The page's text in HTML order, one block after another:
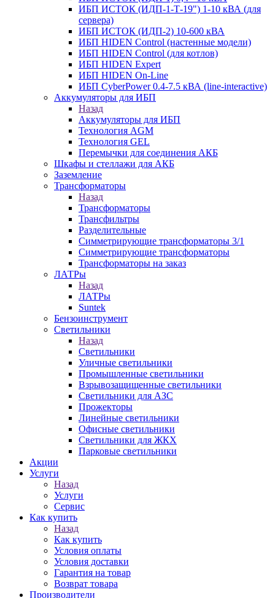
ИБП ИСТОК (ИДП-1-Т-19") 1-10 кВА (для
сервера)
ИБП ИСТОК (ИДП-2) 10-600 кВА
ИБП HIDEN Control (настенные модели)
ИБП HIDEN Control (для котлов)
ИБП HIDEN Expert
ИБП HIDEN On-Line
ИБП CyberPower 0.4-7.5 кВА (line-interactive)
Аккумуляторы для ИБП
Назад
Аккумуляторы для ИБП
Технология AGM
Технология GEL
Перемычки для соединения АКБ
Шкафы и стеллажи для АКБ
Заземление
Трансформаторы
Назад
Трансформаторы
Трансфильтры
Разделительные
Симметрирующие трансформаторы 3/1
Симметрирующие трансформаторы
Трансформаторы на заказ
ЛАТРы
Назад
ЛАТРы
Suntek
Бензоинструмент
Светильники
Назад
Светильники
Уличные светильники
Промышленные светильники
Взрывозащищенные светильники
Светильники для АЗС
Прожекторы
Линейные светильники
Офисные светильники
Светильники для ЖКХ
Парковые светильники
Акции
Услуги
Назад
Услуги
Сервис
Как купить
Назад
Как купить
Условия оплаты
Условия доставки
Гарантия на товар
Возврат товара
Производители